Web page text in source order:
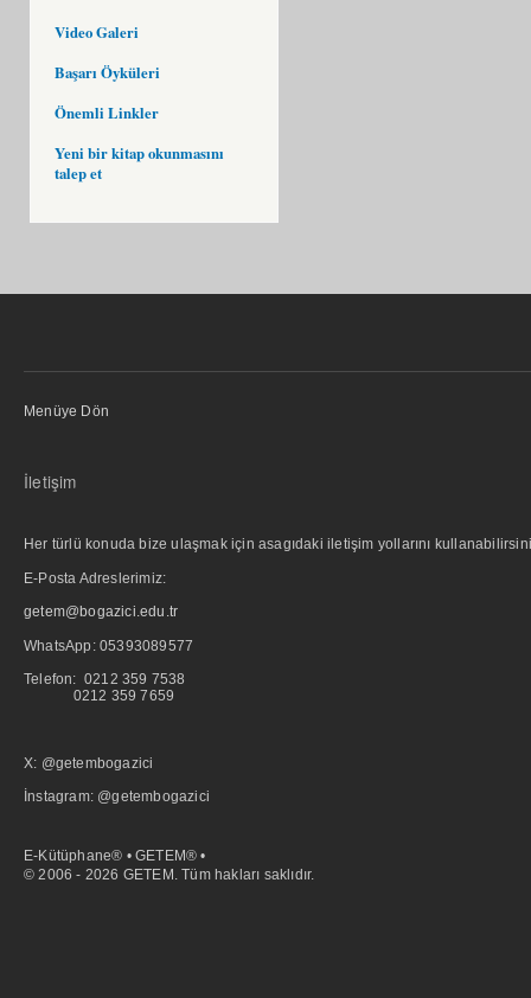
Video Galeri
Başarı Öyküleri
Önemli Linkler
Yeni bir kitap okunmasını
talep et
Menüye Dön
İletişim
Her türlü konuda bize ulaşmak için asagıdaki iletişim yollarını
E-Posta Adreslerimiz:
getem@bogazici.edu.tr
WhatsApp: 05393089577
Telefon: 0212 359 7538
0212 359 7659
X: @getembogazici
İnstagram: @getembogazici
E-Kütüphane® • GETEM® •
© 2006 - 2026 GETEM. Tüm hakları saklıdır.